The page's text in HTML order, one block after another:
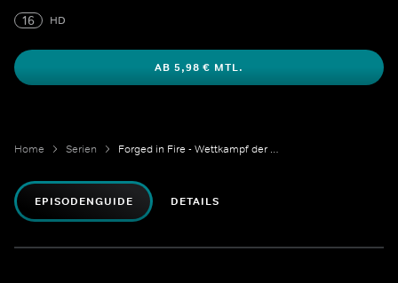
16
HD
AB 5,98 € MTL.
Home Serien Forged in Fire - Wettkampf der Schmiede
EPISODENGUIDE DETAILS